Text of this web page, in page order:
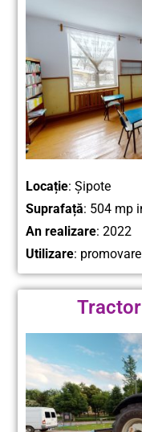
Locație: Șipote
Suprafață: 504 mp
An realizare: 2022
Utilizare: promovare